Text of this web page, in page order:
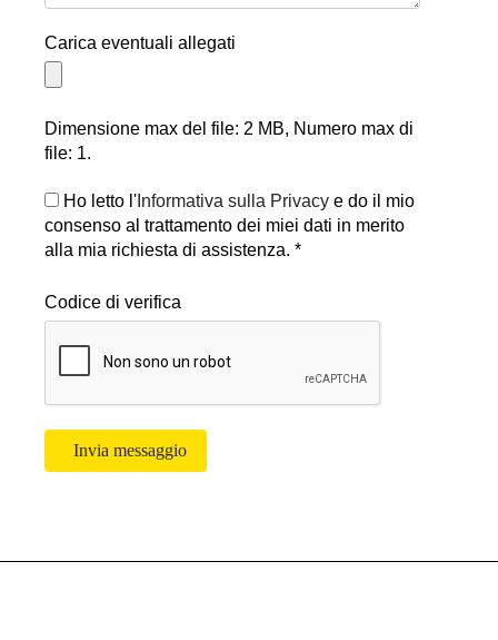
Carica eventuali allegati
Dimensione max del file: 2 MB, Numero max di
file: 1.
Ho letto l' Informativa sulla Privacy e do il mio
consenso al trattamento dei miei dati in merito
alla mia richiesta di assistenza. *
Codice di verifica
Invia messaggio